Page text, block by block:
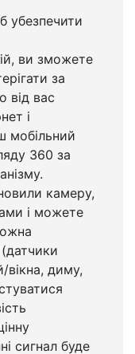
убезпечити
ви зможете
за
від вас
і
мобільний
360 за
камеру,
і можете
вікна, диму,
сигнал буде